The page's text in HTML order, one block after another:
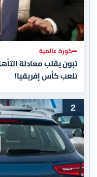
كورة عالمية
تبون يقلب معادلة
تلعب كأس إفريقيا!
2